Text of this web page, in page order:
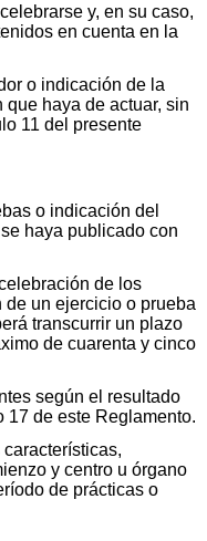
y, en su caso,
en cuenta en la
o indicación de la
haya de actuar, sin
11 del presente
o indicación del
haya publicado con
de los
un ejercicio o prueba
transcurrir un plazo
de cuarenta y cinco
según el resultado
17 de este Reglamento.
y centro u órgano
de prácticas o